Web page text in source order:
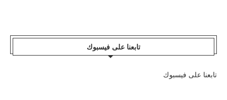
تابعنا على فيسبوك
تابعنا على فيسبوك